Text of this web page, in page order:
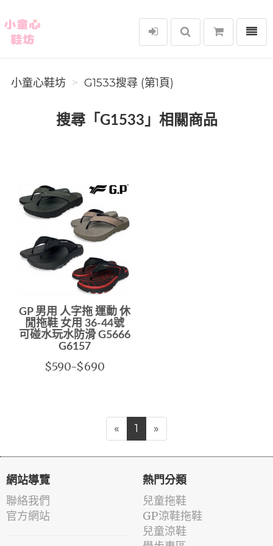
小童心鞋坊
選單
小童心鞋坊 G1533搜尋 (第1頁)
搜尋「G1533」相關商品
GP 男用 人字拖 運動 休
閒拖鞋 女用 36-44號
可碰水玩水防滑 G5666
G6157
$590-$690
« 1 »
網站導覽
聯絡我們
官方網站
熱門分類
兒童拖鞋
GP涼鞋拖鞋
兒童涼鞋